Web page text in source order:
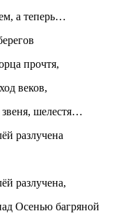
а теперь…
прочтя,
веков,
шелестя…
разлучена
разлучена,
Осенью багряной